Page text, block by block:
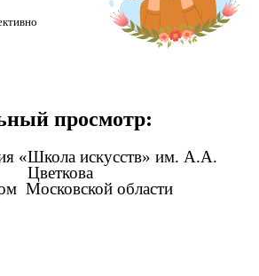
просмотр:
«Школа искусств» им. А.А.
Цветкова
Московской области